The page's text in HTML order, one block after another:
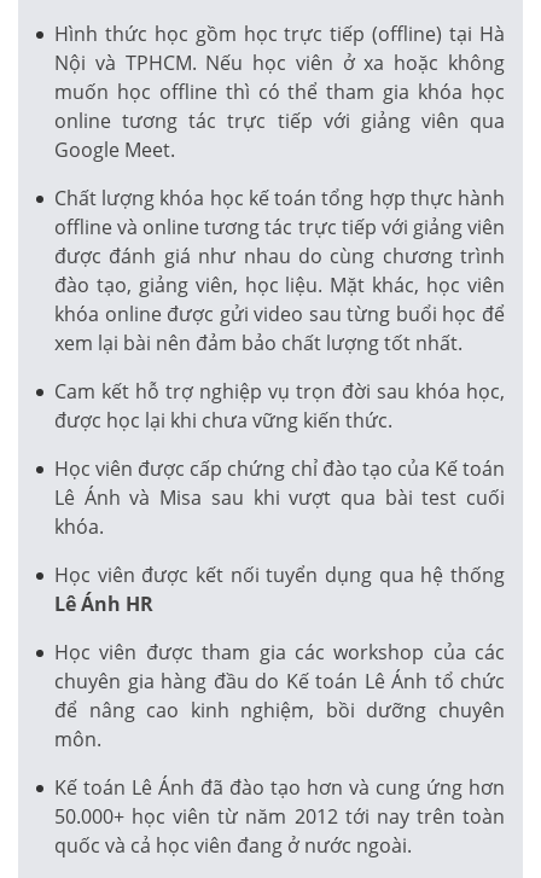
Hình thức học gồm học trực tiếp (offline) tại Hà
Nội và TPHCM. Nếu học viên ở xa hoặc không
muốn học offline thì có thể tham gia khóa học
online tương tác trực tiếp với giảng viên qua
Google Meet.
Chất lượng khóa học kế toán tổng hợp thực hành
offline và online tương tác trực tiếp với giảng viên
được đánh giá như nhau do cùng chương trình
đào tạo, giảng viên, học liệu. Mặt khác, học viên
khóa online được gửi video sau từng buổi học để
xem lại bài nên đảm bảo chất lượng tốt nhất.
Cam kết hỗ trợ nghiệp vụ trọn đời sau khóa học,
được học lại khi chưa vững kiến thức.
Học viên được cấp chứng chỉ đào tạo của Kế toán
Lê Ánh và Misa sau khi vượt qua bài test cuối
khóa.
Học viên được kết nối tuyển dụng qua hệ thống
Lê Ánh HR
Học viên được tham gia các workshop của các
chuyên gia hàng đầu do Kế toán Lê Ánh tổ chức
để nâng cao kinh nghiệm, bồi dưỡng chuyên
môn.
Kế toán Lê Ánh đã đào tạo hơn và cung ứng hơn
50.000+ học viên từ năm 2012 tới nay trên toàn
quốc và cả học viên đang ở nước ngoài.